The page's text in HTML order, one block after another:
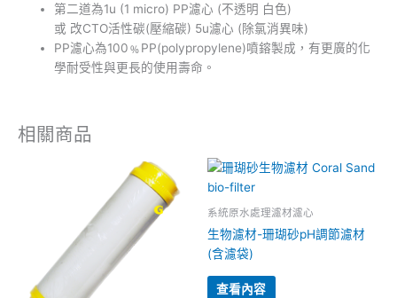
第二道為1u (1 micro) PP濾心 (不透明 白色)
或 改CTO活性碳(壓縮碳) 5u濾心 (除氯消異味)
PP濾心為100﹪PP(polypropylene)噴鎔製成，有更廣的化
學耐受性與更長的使用壽命。
相關商品
系統原水處理濾材濾心
生物濾材-珊瑚砂pH調節濾材
(含濾袋)
查看內容